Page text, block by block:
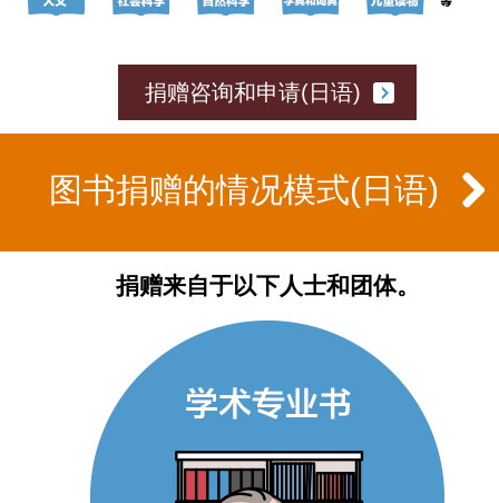
捐赠咨询和申请(日语)
图书捐赠的情况模式(日语)
捐赠来自于以下人士和团体。